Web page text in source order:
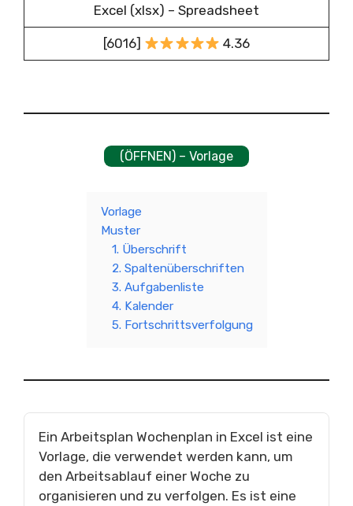
Excel (xlsx) – Spreadsheet
[6016] 4.36
(ÖFFNEN) – Vorlage
Vorlage
Muster
1. Überschrift
2. Spaltenüberschriften
3. Aufgabenliste
4. Kalender
5. Fortschrittsverfolgung
Ein Arbeitsplan Wochenplan in Excel ist eine
Vorlage, die verwendet werden kann, um
den Arbeitsablauf einer Woche zu
organisieren und zu verfolgen. Es ist eine